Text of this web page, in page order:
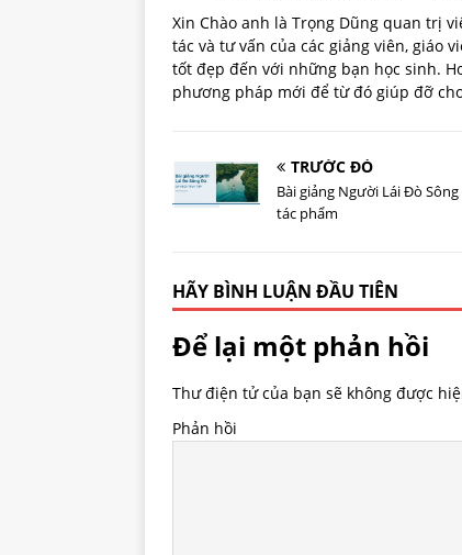
Xin Chào anh là Trọng Dũng quan trị
tác và tư vấn của các giảng viên, giáo
tốt đẹp đến với những bạn học sinh.
phương pháp mới để từ đó giúp đỡ
TRƯỚC ĐÓ
Bài giảng Người Lái Đò
tác phẩm
HÃY BÌNH LUẬN ĐẦU TIÊN
Để lại một phản hồi
Thư điện tử của bạn sẽ không được
Phản hồi